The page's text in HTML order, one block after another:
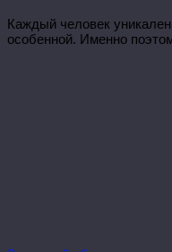
Каждый человек
особенной. Именно